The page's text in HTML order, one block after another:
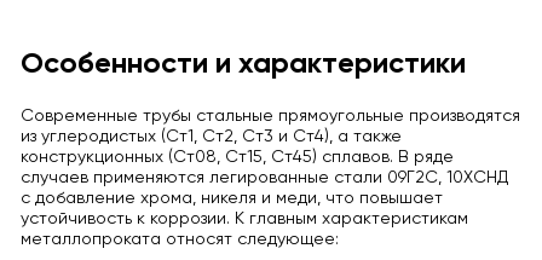
Особенности и характеристики
Современные трубы стальные прямоугольные производятся
из углеродистых (Ст1, Ст2, Ст3 и Ст4), а также
конструкционных (Ст08, Ст15, Ст45) сплавов. В ряде
случаев применяются легированные стали 09Г2С, 10ХСНД
с добавление хрома, никеля и меди, что повышает
устойчивость к коррозии. К главным характеристикам
металлопроката относят следующее: